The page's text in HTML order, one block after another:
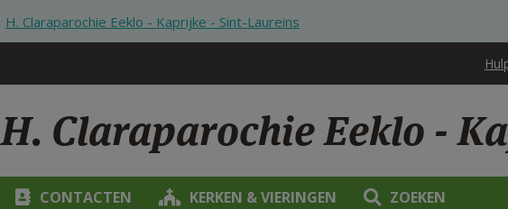
H. Claraparochie Eeklo - Kaprijke - Sint-Laureins
H. Claraparochie Eeklo -
CONTACTEN KERKEN & VIERINGEN ZOEKEN